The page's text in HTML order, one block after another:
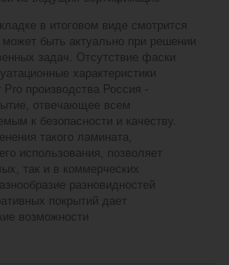
в итоговом виде смотрится
может быть актуально при решении
задач. Отсутствие фаски
характеристики
производства Россия -
отвечающее всем
к безопасности и качеству.
такого ламината,
использования, позволяет
так и в коммерческих
разновидностей
покрытий дает
возможности